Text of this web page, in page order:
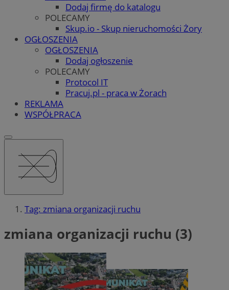
Dodaj firmę do katalogu
POLECAMY
Skup.io - Skup nieruchomości Żory
OGŁOSZENIA
OGŁOSZENIA
Dodaj ogłoszenie
POLECAMY
Protocol IT
Pracuj.pl - praca w Żorach
REKLAMA
WSPÓŁPRACA
Tag: zmiana organizacji ruchu
zmiana organizacji ruchu (3)